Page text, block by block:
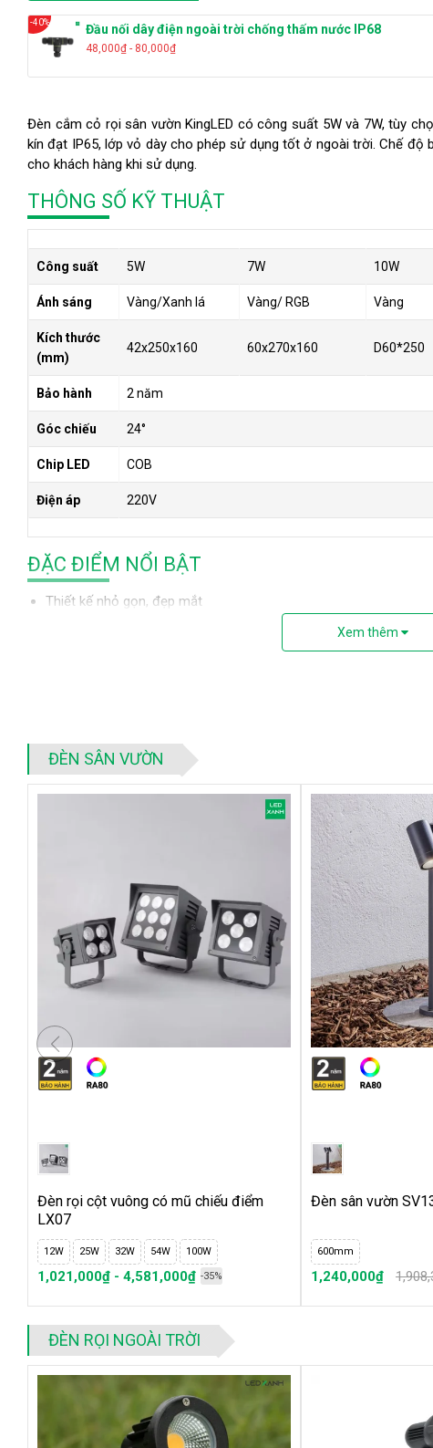
-40% Đầu nối dây điện ngoài trời chống thấm nước IP68
48,000₫ - 80,000₫
Đèn cắm cỏ rọi sân vườn KingLED có công suất 5W và 7W, tùy
kín đạt IP65, lớp vỏ dày cho phép sử dụng tốt ở ngoài trời. Chế độ
cho khách hàng khi sử dụng.
THÔNG SỐ KỸ THUẬT
Công suất 5W 7W 10W
Ánh sáng Vàng/Xanh lá Vàng/ RGB Vàng
Kích thước
(mm)
42x250x160 60x270x160 D60*250
Bảo hành 2 năm
Góc chiếu 24°
Chip LED COB
Điện áp 220V
ĐẶC ĐIỂM NỔI BẬT
Thiết kế nhỏ gọn, đẹp mắt
giúp chiếu sáng tạo điểm nhấn hiệu quả
Sử dụng chip LED COB
Thương hiệu sản phẩm KingLED uy tín hàng đầu
Thời gian bảo hành chính hãng 2 năm.
Thích hợp lắp đặt tại các bụi cây, cỏ...
Ứng dụng trang trí các không gian rộng ngoài trời khi kết hợp
*Lưu ý khi lắp đặt:Quấn băng keo đúng kỹ thuật để hơi ẩm và
cháy và mất an toàn
Tư vấn đèn ngoài trời
9 Đèn led hắt ngoài trời bắt buộc phải có trong chiếu sáng cảnh
Xem thêm
ĐÈN SÂN VƯỜN
Đèn rọi cột vuông có mũ chiếu điểm
LX07
12W 25W 32W 54W 100W
1,021,000₫ - 4,581,000₫ -35%
Đèn sân vườn
600mm
1,240,000₫
ĐÈN RỌI NGOÀI TRỜI